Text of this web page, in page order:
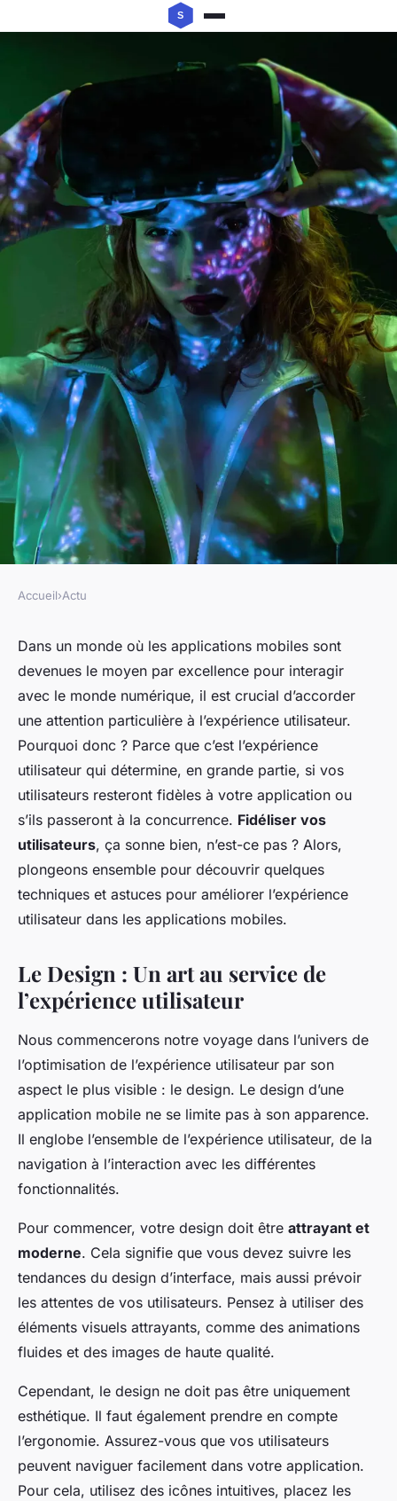
Améliorer l'expérience
utilisateur dans les
applications mobiles :
Techniques et astuces
yvette•18 février 2024•7 min de lecture
Accueil›Actu
Dans un monde où les applications mobiles sont
devenues le moyen par excellence pour interagir
avec le monde numérique, il est crucial d’accorder
une attention particulière à l’expérience utilisateur.
Pourquoi donc ? Parce que c’est l’expérience
utilisateur qui détermine, en grande partie, si vos
utilisateurs resteront fidèles à votre application ou
s’ils passeront à la concurrence. Fidéliser vos
utilisateurs, ça sonne bien, n’est-ce pas ? Alors,
plongeons ensemble pour découvrir quelques
techniques et astuces pour améliorer l’expérience
utilisateur dans les applications mobiles.
Le Design : Un art au service de
l’expérience utilisateur
Nous commencerons notre voyage dans l’univers de
l’optimisation de l’expérience utilisateur par son
aspect le plus visible : le design. Le design d’une
application mobile ne se limite pas à son apparence.
Il englobe l’ensemble de l’expérience utilisateur, de la
navigation à l’interaction avec les différentes
fonctionnalités.
Pour commencer, votre design doit être attrayant et
moderne. Cela signifie que vous devez suivre les
tendances du design d’interface, mais aussi prévoir
les attentes de vos utilisateurs. Pensez à utiliser des
éléments visuels attrayants, comme des animations
fluides et des images de haute qualité.
Cependant, le design ne doit pas être uniquement
esthétique. Il faut également prendre en compte
l’ergonomie. Assurez-vous que vos utilisateurs
peuvent naviguer facilement dans votre application.
Pour cela, utilisez des icônes intuitives, placez les